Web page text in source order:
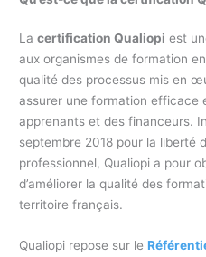
Lacertification Qualiopi est
aux organismes de formation
qualité des processus mis en
assurer une formation efficace
apprenants et des financeurs.
septembre 2018 pour la liberté
professionnel, Qualiopi a pour
d’améliorer la qualité des
territoire français.
Qualiopi repose sur le